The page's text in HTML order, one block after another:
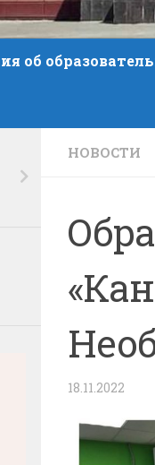
об
НОВОСТИ
18.11.2022